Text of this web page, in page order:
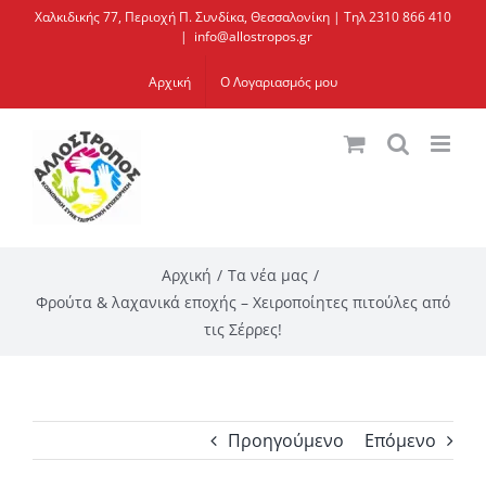
Μετάβαση
Χαλκιδικής 77, Περιοχή Π. Συνδίκα, Θεσσαλονίκη | Τηλ 2310 866 410
| info@allostropos.gr
Αρχική Ο Λογαριασμός μου
Αρχική
Τα νέα μας
Φρούτα & λαχανικά εποχής – Χειροποίητες πιτούλες από
τις Σέρρες!
Προηγούμενο Επόμενο